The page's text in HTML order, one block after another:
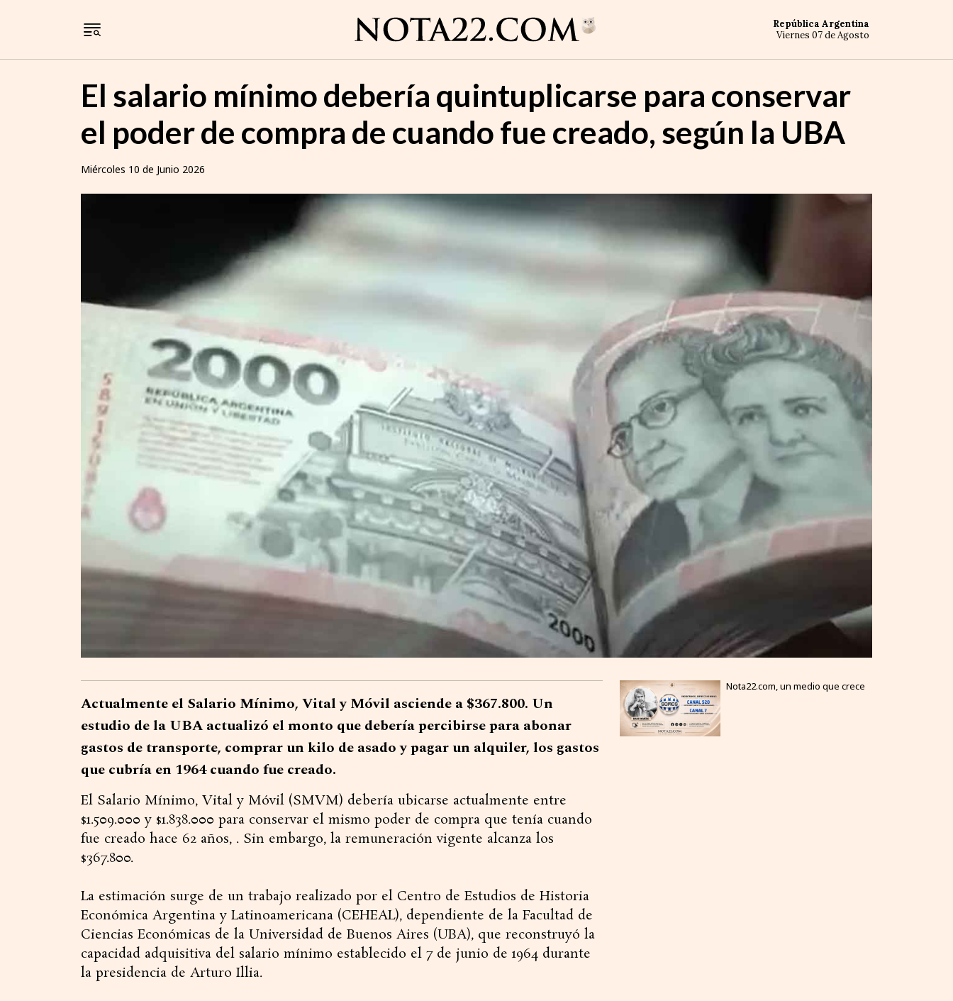
República Argentina
Viernes 07 de Agosto
El salario mínimo debería quintuplicarse para conservar
el poder de compra de cuando fue creado, según la UBA
Miércoles 10 de Junio 2026
Actualmente el Salario Mínimo, Vital y Móvil asciende a $367.800. Un
estudio de la UBA actualizó el monto que debería percibirse para abonar
gastos de transporte, comprar un kilo de asado y pagar un alquiler, los gastos
que cubría en 1964 cuando fue creado.
El Salario Mínimo, Vital y Móvil (SMVM) debería ubicarse actualmente entre
$1.509.000 y $1.838.000 para conservar el mismo poder de compra que tenía cuando
fue creado hace 62 años, . Sin embargo, la remuneración vigente alcanza los
$367.800.
La estimación surge de un trabajo realizado por el Centro de Estudios de Historia
Económica Argentina y Latinoamericana (CEHEAL), dependiente de la Facultad de
Ciencias Económicas de la Universidad de Buenos Aires (UBA), que reconstruyó la
capacidad adquisitiva del salario mínimo establecido el 7 de junio de 1964 durante
la presidencia de Arturo Illia.
Nota22.com, un medio que crece